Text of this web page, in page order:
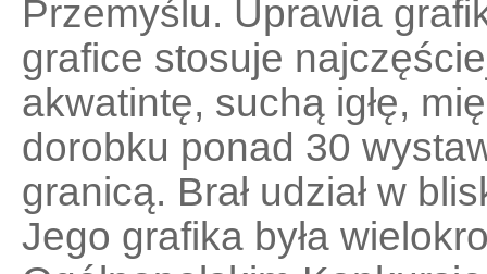
Przemyślu. Uprawia
grafice stosuje
akwatintę, suchą igłę,
dorobku ponad 30
granicą. Brał udział w
Jego grafika była